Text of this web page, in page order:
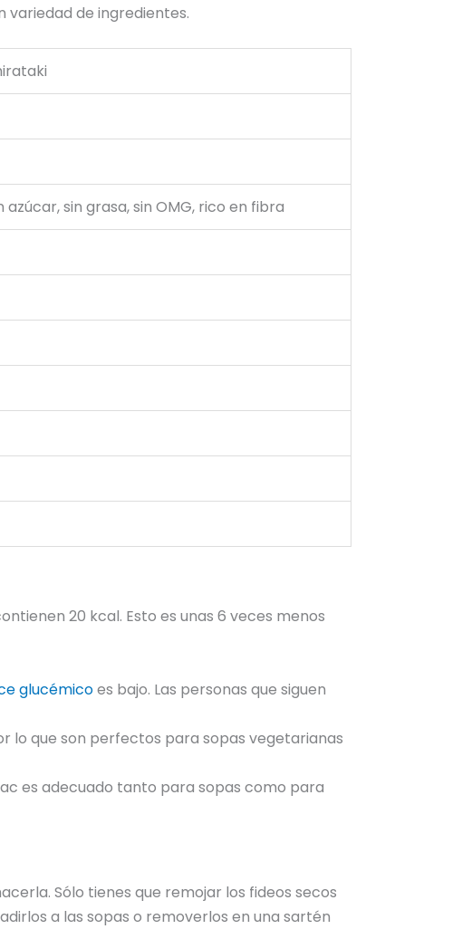
de ingredientes.
sin grasa, sin OMG, rico en fibra
20 kcal. Esto es unas 6 veces menos
glucémicoes bajo. Las personas que siguen
lo que son perfectos para sopas vegetarianas
es adecuado tanto para sopas como para
Sólo tienes que remojar los fideos secos
a las sopas o removerlos en una sartén